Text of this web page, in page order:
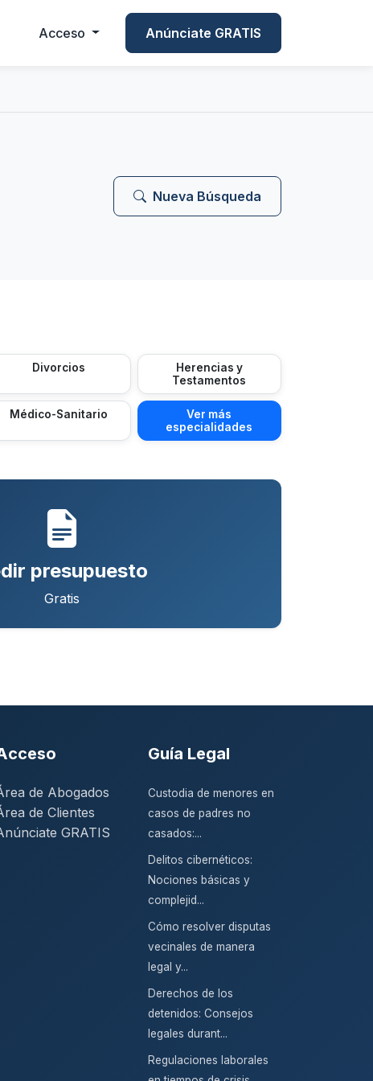
Acceso Anúnciate GRATIS
Nueva Búsqueda
Divorcios
Herencias y
Testamentos
Médico-Sanitario
Ver más
especialidades
presupuesto
Gratis
de Abogados
de Clientes
GRATIS
Guía Legal
Custodia de menores en
casos de padres no
casados:...
Delitos cibernéticos:
Nociones básicas y
complejid...
Cómo resolver disputas
vecinales de manera
legal y...
Derechos de los
detenidos: Consejos
legales durant...
Regulaciones laborales